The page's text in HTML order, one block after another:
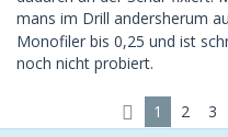
mans im Drill andersherum
Monofiler bis 0,25 und ist
noch nicht probiert.
1 2 3